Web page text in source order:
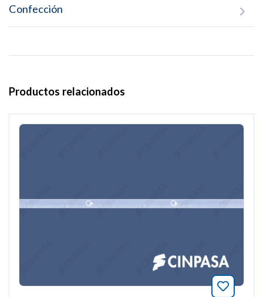
Confección
Productos relacionados
Añade